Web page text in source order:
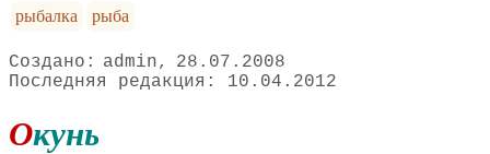
рыбалка
рыба
admin
28.07.2008
10.04.2012
Окунь